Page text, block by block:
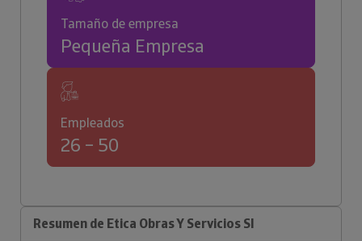
Tamaño de empresa
Pequeña Empresa
Empleados
26 – 50
Resumen de Etica Obras Y Servicios Sl